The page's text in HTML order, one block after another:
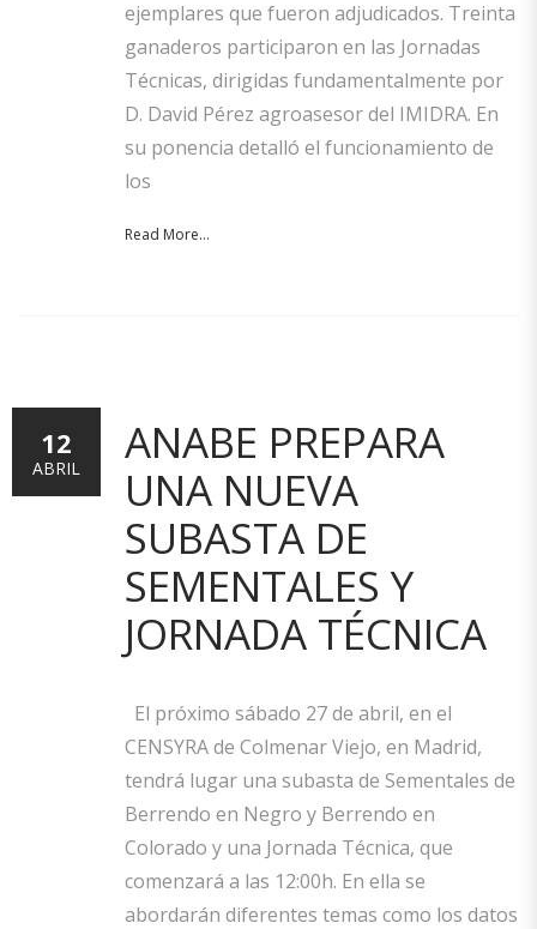
ejemplares que fueron adjudicados. Treinta
ganaderos participaron en las Jornadas
Técnicas, dirigidas fundamentalmente por
D. David Pérez agroasesor del IMIDRA. En
su ponencia detalló el funcionamiento de
los
Read More...
ANABE PREPARA
UNA NUEVA
SUBASTA DE
SEMENTALES Y
JORNADA TÉCNICA
El próximo sábado 27 de abril, en el
CENSYRA de Colmenar Viejo, en Madrid,
tendrá lugar una subasta de Sementales de
Berrendo en Negro y Berrendo en
Colorado y una Jornada Técnica, que
comenzará a las 12:00h. En ella se
abordarán diferentes temas como los datos
12
ABRIL